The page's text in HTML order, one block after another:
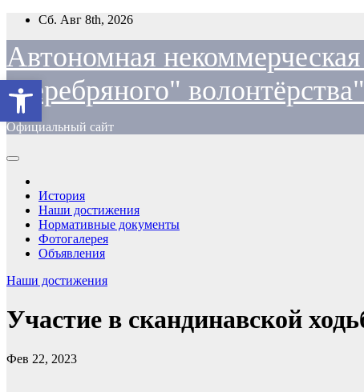
Перейти
содержимому
Сб. Авг 8th, 2026
Автономная
"cеребряного" волонтёрства"
Официальный сайт
История
Наши достижения
Нормативные документы
Фотогалерея
Объявления
Наши достижения
Участие в скандинавской
Фев 22, 2023
Открыть панель инструментов